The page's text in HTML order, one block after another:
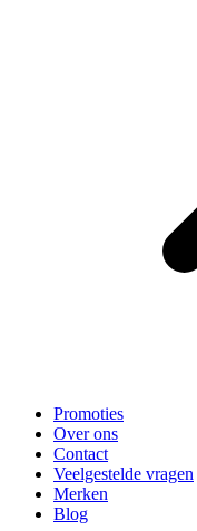
Promoties
Over ons
Contact
Veelgestelde vragen
Merken
Blog